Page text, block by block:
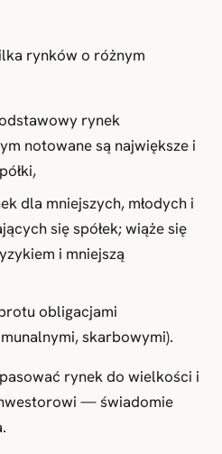
rynków o różnym
rynek
notowane są największe i
dla mniejszych, młodych i
się spółek; wiąże się
i mniejszą
obligacjami
skarbowymi).
rynek do wielkości i
— świadomie